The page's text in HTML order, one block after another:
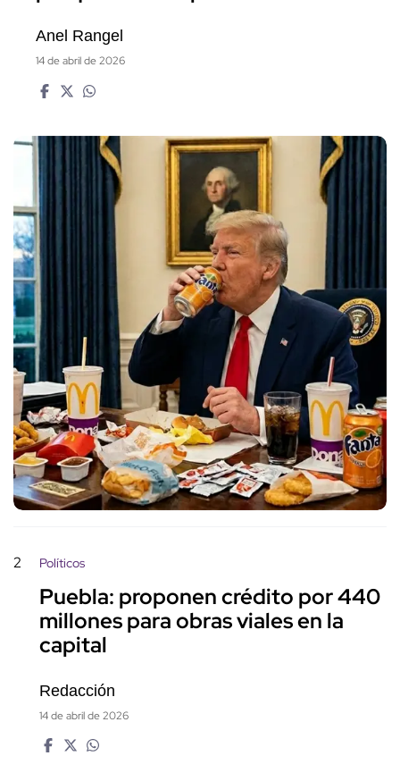
Anel Rangel
14 de abril de 2026
2 Políticos
Puebla: proponen crédito por 440
millones para obras viales en la
capital
Redacción
14 de abril de 2026